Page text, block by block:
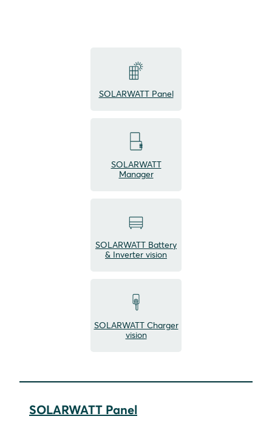
SOLARWATT Panel
SOLARWATT
Manager
SOLARWATT Battery
& Inverter vision
SOLARWATT Charger
vision
SOLARWATT Panel